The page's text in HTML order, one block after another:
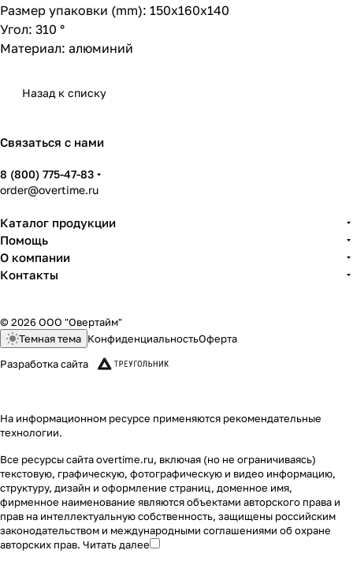
Размер упаковки (mm): 150x160x140
Угол: 310 °
Материал: алюминий
Назад к списку
Связаться с нами
8 (800) 775-47-83
order@overtime.ru
Каталог продукции
Помощь
О компании
Контакты
© 2026 ООО "Овертайм"
Темная тема КонфиденциальностьОферта
Разработка сайта
На информационном ресурсе применяются рекомендательные
технологии.
Все ресурсы сайта overtime.ru, включая (но не ограничиваясь)
текстовую, графическую, фотографическую и видео информацию,
структуру, дизайн и оформление страниц, доменное имя,
фирменное наименование являются объектами авторского права и
прав на интеллектуальную собственность, защищены российским
законодательством и международными соглашениями об охране
авторских прав. Читать далее